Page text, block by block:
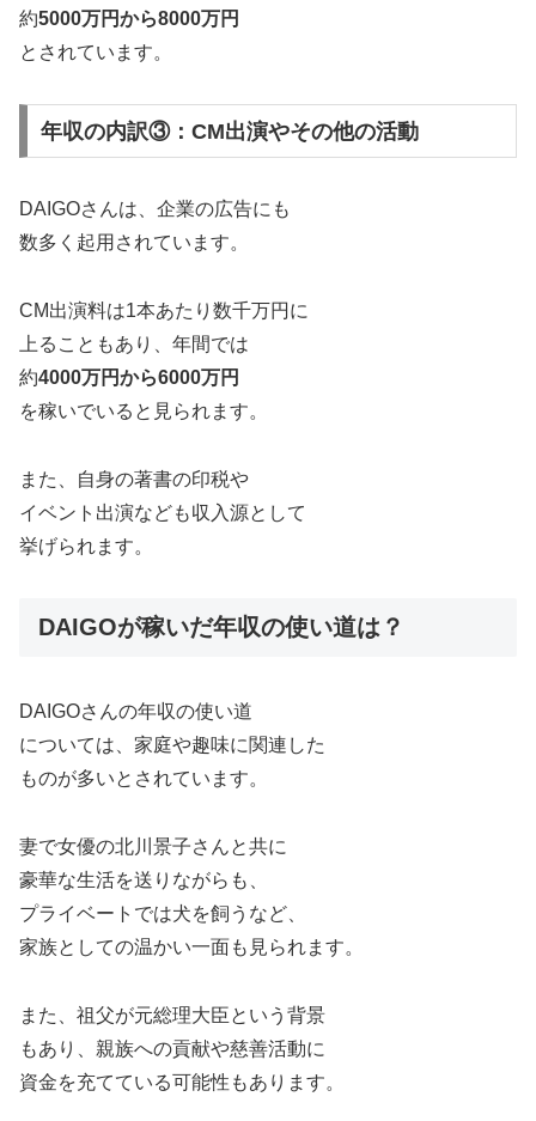
約5000万円から8000万円
とされています。
年収の内訳③：CM出演やその他の活動
DAIGOさんは、企業の広告にも
数多く起用されています。
CM出演料は1本あたり数千万円に
上ることもあり、年間では
約4000万円から6000万円
を稼いでいると見られます。
また、自身の著書の印税や
イベント出演なども収入源として
挙げられます。
DAIGOが稼いだ年収の使い道は？
DAIGOさんの年収の使い道
については、家庭や趣味に関連した
ものが多いとされています。
妻で女優の北川景子さんと共に
豪華な生活を送りながらも、
プライベートでは犬を飼うなど、
家族としての温かい一面も見られます。
また、祖父が元総理大臣という背景
もあり、親族への貢献や慈善活動に
資金を充てている可能性もあります。